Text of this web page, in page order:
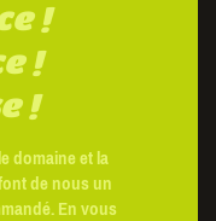
!
!
!
domaine et la
de nous un
En vous